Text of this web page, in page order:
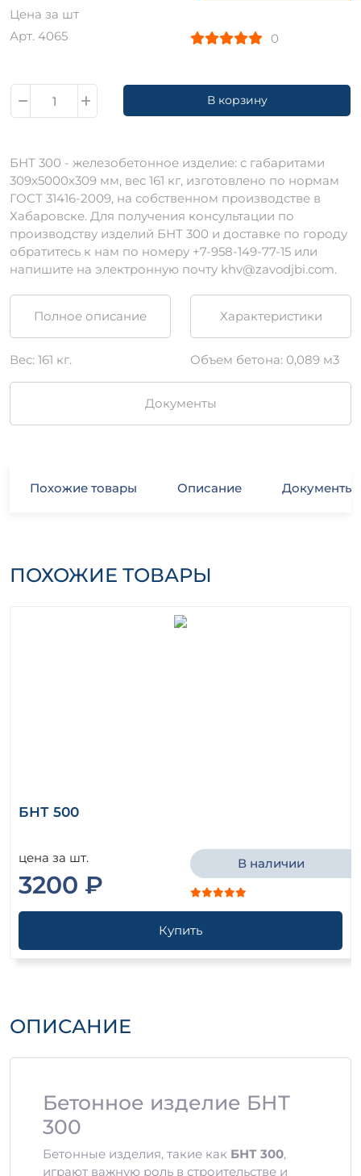
Цена за шт
Арт. 4065
0
В корзину
БНТ 300 - железобетонное изделие: c габаритами
309х5000х309 мм, вес 161 кг, изготовлено по нормам
ГОСТ 31416-2009, на собственном производстве в
Хабаровске. Для получения консультации по
производству изделий БНТ 300 и доставке по городу
обратитесь к нам по номеру +7-958-149-77-15 или
напишите на электронную почту khv@zavodjbi.com.
Полное описание Характеристики
Вес: 161 кг. Объем бетона: 0,089 м3
Документы
Похожие товары Описание Документы
ПОХОЖИЕ ТОВАРЫ
БНТ 500
цена за шт.
3200 ₽
В наличии
Купить
ОПИСАНИЕ
Бетонное изделие БНТ
300
Бетонные изделия, такие как БНТ 300,
играют важную роль в строительстве и